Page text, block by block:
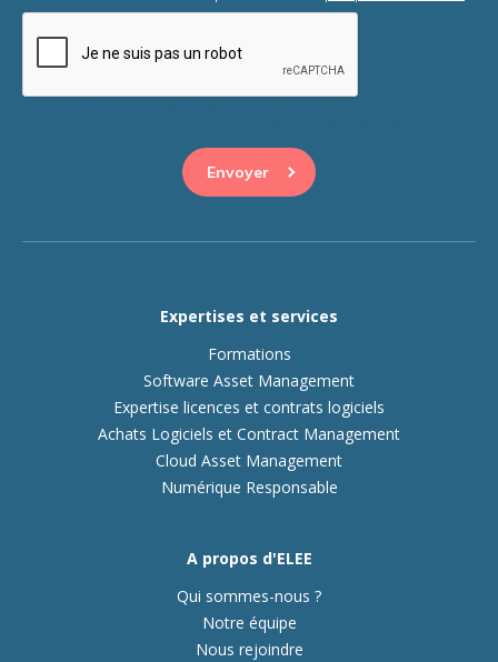
Expertises et services
Formations
Software Asset Management
Expertise licences et contrats logiciels
Achats Logiciels et Contract Management
Cloud Asset Management
Numérique Responsable
A propos d'ELEE
Qui sommes-nous ?
Notre équipe
Nous rejoindre